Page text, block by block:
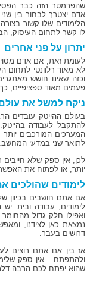
שהפרמטר הזה כבר
אדם יצטרך לבחור בין
הלימודים שלו קשור
לו קשר לתחום העיסוק,
יתרון על פני אחרים
לעומת זאת, אם אדם
לא מאוד רלוונטי
וכזה שאינו חושש
פעמים מאוד ספציפיים,
ניקח למשל את
בעולם ההייטק עובדים
להתקבל לעבודה
המערכים המורכבים
לתואר שני במדעי המחשב.
לכן, אין ספק שלא
יותר, או לפתוח את
לימודים שהולכים
אם אתם חושבים בכיוון
לימודים, עבודה ובית.
ואפילו חלק גדול
נמצאת כאן לצידנו,
דרושים בעבר.
אז בין אם אתם רוצים
ולהתפתח – אין ספק
שהוא יפתח לכם הרבה